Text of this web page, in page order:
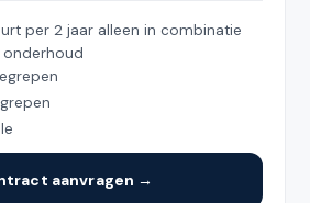
per 2 jaar alleen in combinatie
onderhoud
aanvragen →